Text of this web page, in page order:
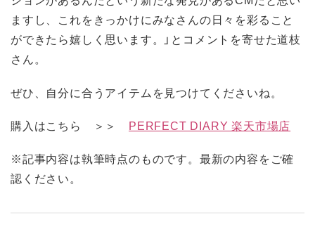
ますし、これをきっかけにみなさんの日々を彩ること
ができたら嬉しく思います。」とコメントを寄せた道枝
さん。
ぜひ、自分に合うアイテムを見つけてくださいね。
購入はこちら ＞＞ PERFECT DIARY 楽天市場店
※記事内容は執筆時点のものです。最新の内容をご確
認ください。